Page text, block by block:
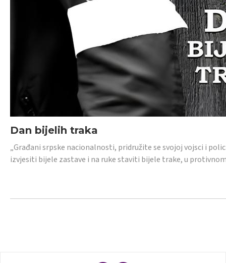
Dan bijelih traka
„Građani srpske nacionalnosti, pridružite se svojoj vojsci i
izvjesiti bijele zastave i na ruke staviti bijele trake, u